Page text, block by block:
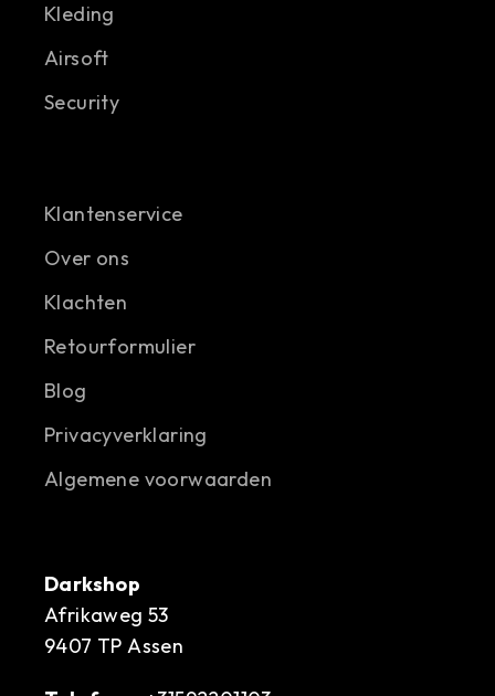
Kleding
Airsoft
Security
Klantenservice
Over ons
Klachten
Retourformulier
Blog
Privacyverklaring
Algemene voorwaarden
Darkshop
Afrikaweg 53
9407 TP Assen